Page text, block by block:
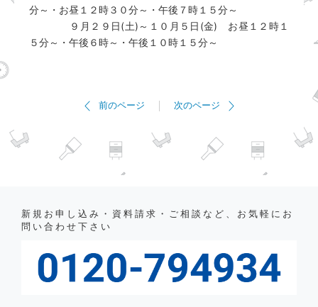
分～・お昼１２時３０分～・午後７時１５分～
９月２９日(土)～１０月５日(金) お昼１２時１
５分～・午後６時～・午後１０時１５分～
前のページ 次のページ
新規お申し込み・資料請求・ご相談など、お気軽にお
問い合わせ下さい